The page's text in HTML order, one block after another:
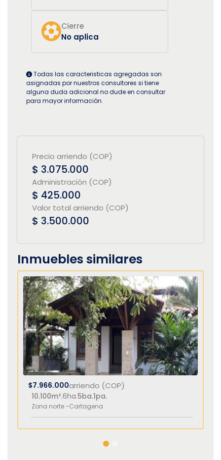
Cierre
No aplica
Todas las caracteristicas agregadas son
asignadas por nuestros consultores si tiene
alguna duda adicional no dude en consultar
para mayor información.
Precio arriendo (COP)
$ 3.075.000
Administración (COP)
$ 425.000
Valor total arriendo (COP)
$ 3.500.000
Inmuebles similares
arriendo (COP)
$7.966.000
10.100m².6ha.5ba.1pa.
Zona norte -Cartagena